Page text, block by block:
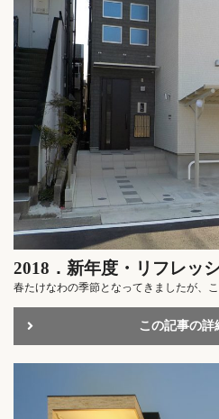
2018．新年度・リフレッ
春たけなわの季節となってきましたが、
この記事の詳